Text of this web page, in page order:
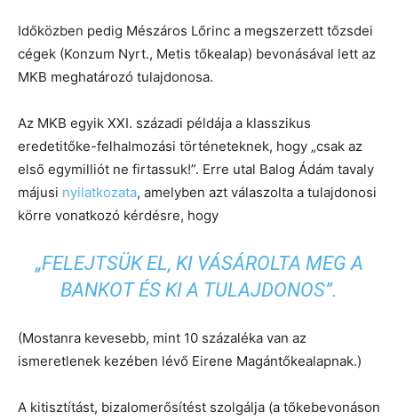
Időközben pedig Mészáros Lőrinc a megszerzett tőzsdei
cégek (Konzum Nyrt., Metis tőkealap) bevonásával lett az
MKB meghatározó tulajdonosa.
Az MKB egyik XXI. századi példája a klasszikus
eredetitőke-felhalmozási történeteknek, hogy „csak az
első egymilliót ne firtassuk!”. Erre utal Balog Ádám tavaly
májusi nyilatkozata, amelyben azt válaszolta a tulajdonosi
körre vonatkozó kérdésre, hogy
„FELEJTSÜK EL, KI VÁSÁROLTA MEG A
BANKOT ÉS KI A TULAJDONOS”.
(Mostanra kevesebb, mint 10 százaléka van az
ismeretlenek kezében lévő Eirene Magántőkealapnak.)
A kitisztítást, bizalomerősítést szolgálja (a tőkebevonáson